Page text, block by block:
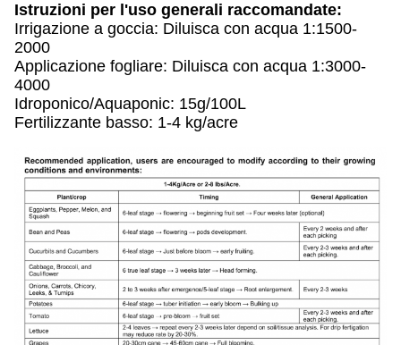
Istruzioni per l'uso generali raccomandate:
Irrigazione a goccia: Diluisca con acqua 1:1500-
2000
Applicazione fogliare: Diluisca con acqua 1:3000-
4000
Idroponico/Aquaponic: 15g/100L
Fertilizzante basso: 1-4 kg/acre